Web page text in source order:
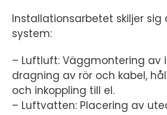
Installationsarbetet skiljer
system:
– Luftluft: Väggmontering av
dragning av rör och kabel,
och inkoppling till el.
– Luftvatten: Placering av